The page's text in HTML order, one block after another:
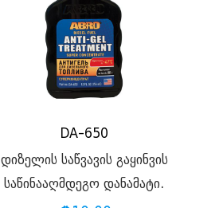
DA-650
დიზელის საწვავის გაყინვის
საწინააღმდეგო დანამატი.